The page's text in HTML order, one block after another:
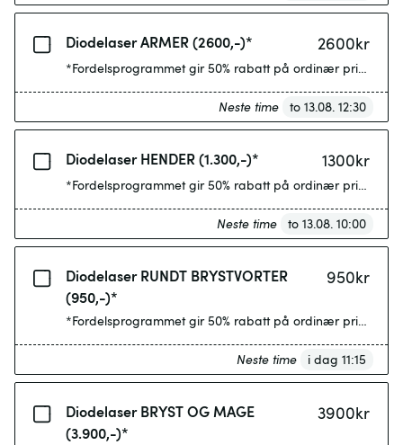
Diodelaser ARMER (2600,-)* 2600kr
*Fordelsprogrammet gir 50% rabatt på ordinær pris etter
Neste time to 13.08. 12:30
Diodelaser HENDER (1.300,-)* 1300kr
*Fordelsprogrammet gir 50% rabatt på ordinær pris etter
Neste time to 13.08. 10:00
Diodelaser RUNDT BRYSTVORTER
(950,-)*
950kr
*Fordelsprogrammet gir 50% rabatt på ordinær pris etter
Neste time i dag 11:15
Diodelaser BRYST OG MAGE
(3.900,-)*
3900kr